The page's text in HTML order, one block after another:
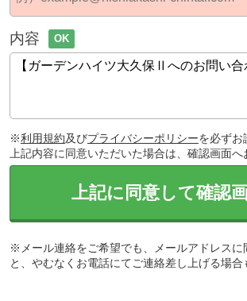
内容 OK
※利用規約及びプライバシーポリシーを必ずお
上記内容に同意いただいた場合は、確認画面へ
上記に同意して確認
※メール連絡をご希望でも、メールアドレスに
と、やむなくお電話にてご連絡差し上げる場合